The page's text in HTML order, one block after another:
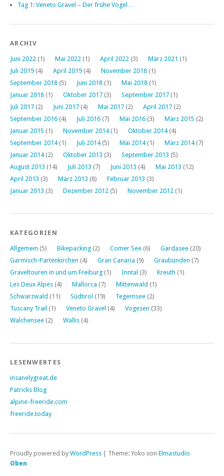
Tag 1: Veneto Gravel – Der frühe Vogel…
ARCHIV
Juni 2022 (1) Mai 2022 (1) April 2022 (3) März 2021 (1)
Juli 2019 (4) April 2019 (4) November 2018 (1)
September 2018 (5) Juni 2018 (1) Mai 2018 (1)
Januar 2018 (1) Oktober 2017 (3) September 2017 (1)
Juli 2017 (2) Juni 2017 (4) Mai 2017 (2) April 2017 (2)
September 2016 (4) Juli 2016 (7) Mai 2016 (3) März 2015 (2)
Januar 2015 (1) November 2014(1) Oktober 2014(4)
September 2014(1) Juli 2014(5) Mai 2014(1) März 2014(7)
Januar 2014(2) Oktober 2013 (3) September 2013 (5)
August 2013 (14) Juli 2013 (7) Juni 2013 (4) Mai 2013 (12)
April 2013 (3) März 2013 (8) Februar 2013 (3)
Januar 2013 (3) Dezember 2012 (5) November 2012 (1)
KATEGORIEN
Allgemein (5) Bikepacking (2) Comer See (6) Gardasee (20)
Garmisch-Partenkirchen (4) Gran Canaria (9) Graubünden (7)
Graveltouren in und um Freiburg (1) Inntal (3) Kreuth (1)
Les Deux Alpes (4) Mallorca (7) Mittenwald (1)
Schwarzwald (11) Südtirol (19) Tegernsee (2)
Tuscany Trail (1) Veneto Gravel (4) Vogesen (33)
Walchensee (2) Wallis (4)
LESENWERTES
insanelygreat.de
Patricks Blog
alpine-freeride.com
freeride.today
Proudly powered by WordPress Theme: Yoko von Elmastudio
Oben